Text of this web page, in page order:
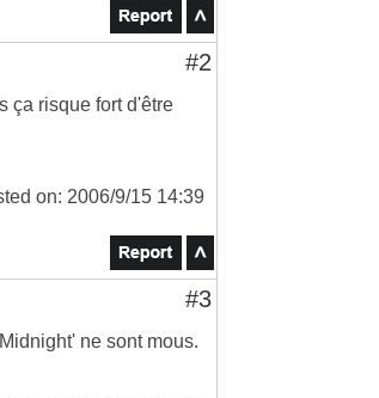
#2
ça risque fort d'être
on: 2006/9/15 14:39
#3
ne sont mous.